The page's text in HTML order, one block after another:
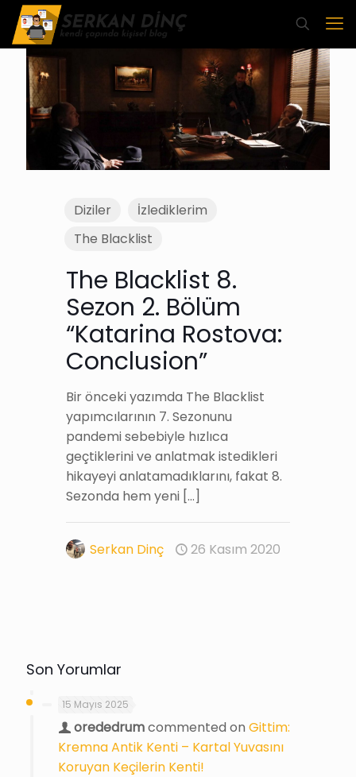
Diziler
İzlediklerim
The Blacklist
The Blacklist 8.
Sezon 2. Bölüm
“Katarina Rostova:
Conclusion”
Bir önceki yazımda The Blacklist
yapımcılarının 7. Sezonunu
pandemi sebebiyle hızlıca
geçtiklerini ve anlatmak istedikleri
hikayeyi anlatamadıklarını, fakat 8.
Sezonda hem yeni […]
Serkan Dinç 26 Kasım 2020
Son Yorumlar
15 Mayıs 2025
orededrumcommented on Gittim:
Kremna Antik Kenti – Kartal Yuvasını
Koruyan Keçilerin Kenti!